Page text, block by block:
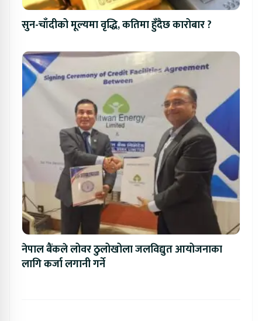
सुन-चाँदीको मूल्यमा वृद्धि, कतिमा हुँदैछ कारोबार ?
नेपाल बैंकले लोवर ठुलोखोला जलविद्युत आयोजनाका
लागि कर्जा लगानी गर्ने